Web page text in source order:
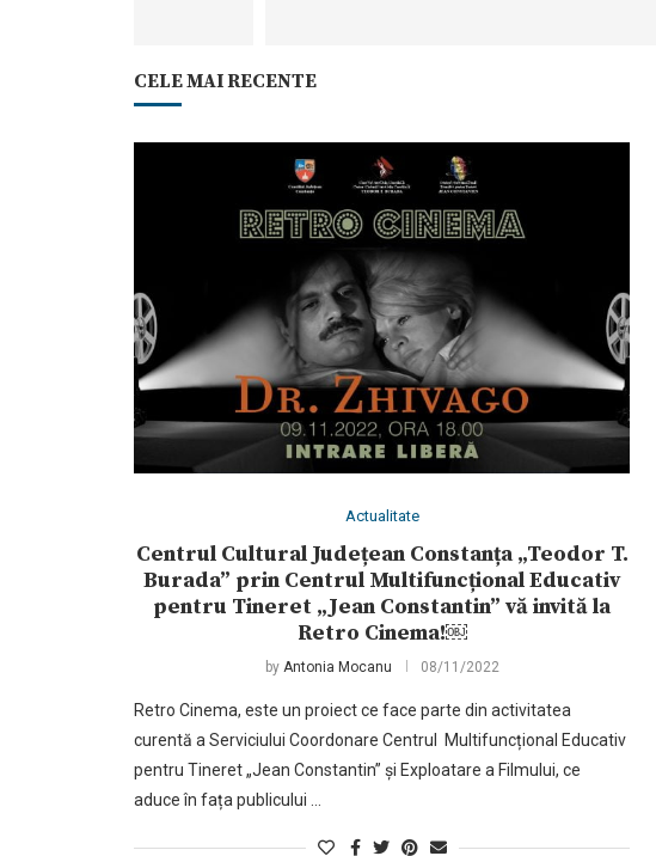
CELE MAI RECENTE
Actualitate
Centrul Cultural Județean Constanța „Teodor T.
Burada” prin Centrul Multifuncțional Educativ
pentru Tineret „Jean Constantin” vă invită la
Retro Cinema!￼
by Antonia Mocanu 08/11/2022
Retro Cinema, este un proiect ce face parte din activitatea
curentă a Serviciului Coordonare Centrul Multifuncțional Educativ
pentru Tineret „Jean Constantin” și Exploatare a Filmului, ce
aduce în fața publicului …